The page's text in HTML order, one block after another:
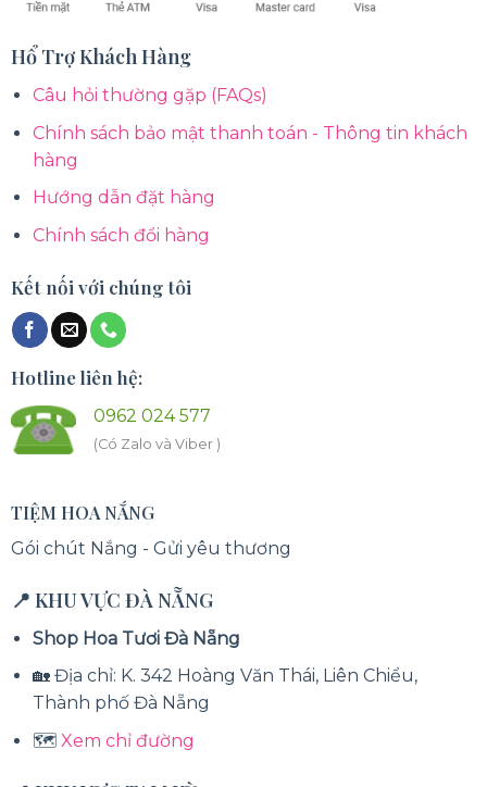
Hổ Trợ Khách Hàng
Câu hỏi thường gặp (FAQs)
Chính sách bảo mật thanh toán - Thông tin khách
hàng
Hướng dẫn đặt hàng
Chính sách đổi hàng
Kết nối với chúng tôi
Hotline liên hệ:
0962 024 577
(Có Zalo và Viber )
TIỆM HOA NẮNG
Gói chút Nắng - Gửi yêu thương
📍 KHU VỰC ĐÀ NẴNG
Shop Hoa Tươi Đà Nẵng
🏡 Địa chỉ: K. 342 Hoàng Văn Thái, Liên Chiểu,
Thành phố Đà Nẵng
🗺️Xem chỉ đường